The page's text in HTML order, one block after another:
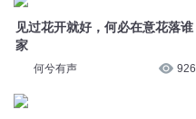
见过花开就好，何必在意花落谁
家
何兮有声 926